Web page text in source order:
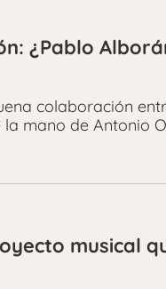
¿Pablo
colaboración
mano de Antonio
musical